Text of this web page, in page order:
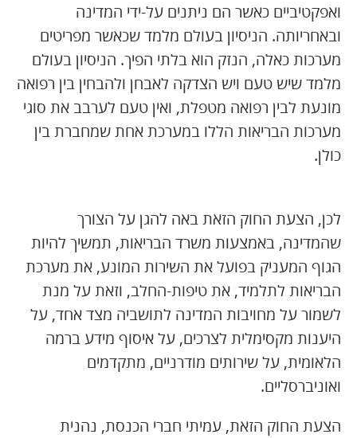
ואפקטיביים כאשר הם ניתנים על-ידי המדינה
ובאחריותה. הניסיון בעולם מלמד שכאשר מפריטים
מערכות כאלה, הנזק הוא בלתי הפיך. הניסיון בעולם
מלמד שיש טעם ויש הצדקה לאבחן ולהבחין בין רפואה
מונעת לבין רפואה מטפלת, ואין טעם לערבב את סוגי
מערכות הבריאות הללו במערכת אחת שמחברת בין
כולן.
לכן, הצעת החוק הזאת באה להגן על הצורך
שהמדינה, באמצעות משרד הבריאות, תמשיך להיות
הגוף המעניק בפועל את השירות המונע, את מערכת
הבריאות לתלמיד, את טיפות-החלב, וזאת על מנת
לשמור על מחויבות המדינה לתושביה מצד אחד, על
היענות מקסימלית לצרכים, על איסוף מידע ברמה
הלאומית, על שירותים מודרניים, מתקדמים
ואוניברסליים.
הצעת החוק הזאת, עמיתי חברי הכנסת, נהנית